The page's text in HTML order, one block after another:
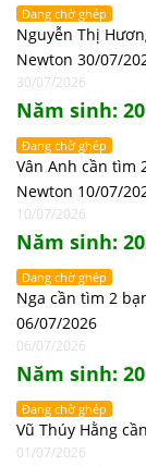
Đang chờ ghép
Nguyễn Thị
Newton 30/07/
30/07/2026
Năm sinh:
Đang chờ ghép
Vân Anh cần tìm
Newton 10/07/
10/07/2026
Năm sinh:
Đang chờ ghép
Nga cần tìm 2
06/07/2026
06/07/2026
Năm sinh:
Đang chờ ghép
Vũ Thúy Hằng
01/07/2026